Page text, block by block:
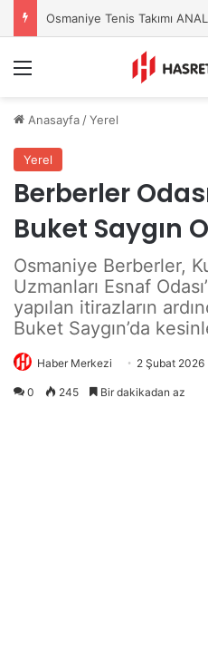
OKÜ’de Tanıtım ve Tercih
Anasayfa /Yerel
Yerel
Berberler
Buket Saygın
Osmaniye Berberler,
Uzmanları Esnaf
yapılan itirazların
Buket Saygın’da
Haber Merkezi 2 Şubat 2026
0 245 Bir dakikadan az